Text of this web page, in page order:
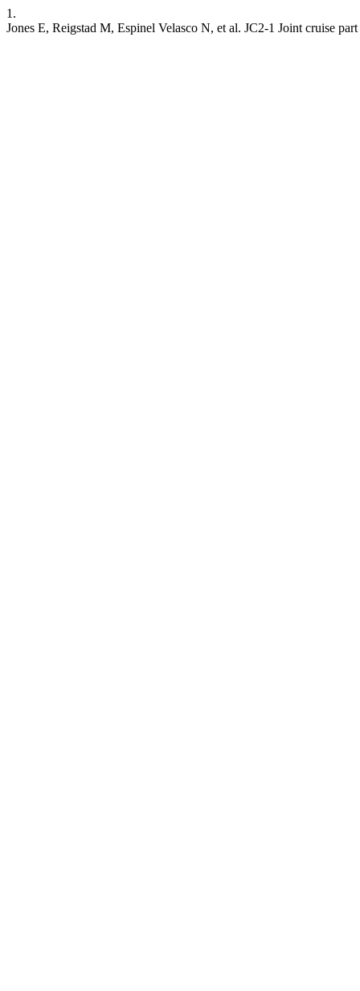
1.
Jones E, Reigstad M, Espinel Velasco N, et al. JC2-1 Joint cruise